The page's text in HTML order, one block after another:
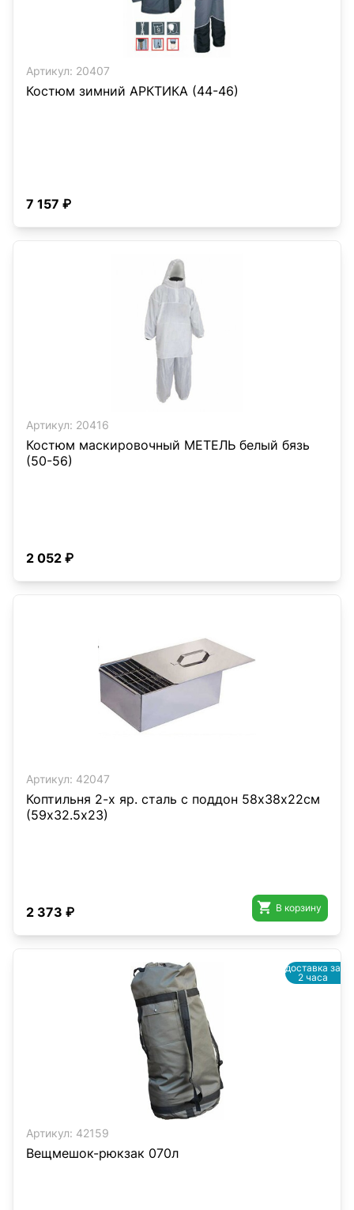
Артикул: 20407
Костюм зимний АРКТИКА (44-46)
7 157 ₽
Артикул: 20416
Костюм маскировочный МЕТЕЛЬ белый бязь
(50-56)
2 052 ₽
Артикул: 42047
Коптильня 2-х яр. сталь с поддон 58х38х22см
(59х32.5х23)
2 373 ₽  В корзину
Артикул: 42159
Вещмешок-рюкзак 070л
доставка за
2 часа